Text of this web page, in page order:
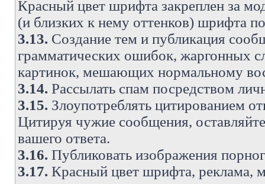
Красный цвет шрифта закреплен за
(и близких к нему оттенков) шрифта
3.13. Создание тем и публикация
грамматических ошибок, жаргонных
картинок, мешающих нормальному
3.14. Рассылать спам посредством
3.15. Злоупотреблять цитированием
Цитируя чужие сообщения,
вашего ответа.
3.16. Публиковать изображения
3.17. Красный цвет шрифта, реклама,